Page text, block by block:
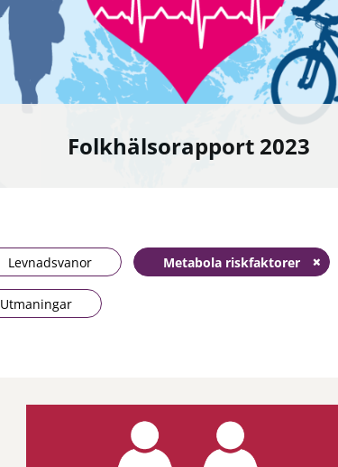
Folkhälsorapport 2023
Levnadsvanor Metabola riskfaktorer
Utmaningar